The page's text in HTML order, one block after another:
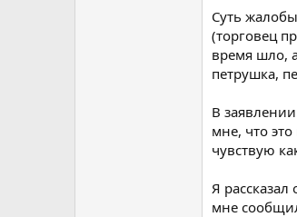
Суть
(торговец
время шло,
петрушка,
В
мне, что
чувствую
Я
мне